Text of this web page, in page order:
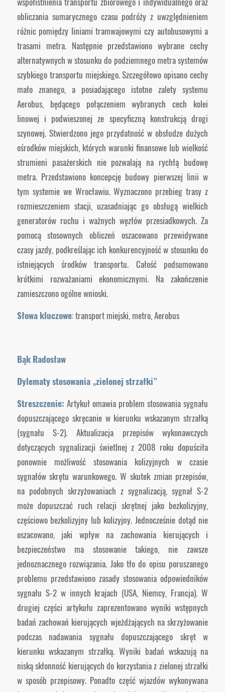
obliczania sumarycznego czasu podróży z uwzględnieniem
różnic pomiędzy liniami tramwajowymi czy autobusowymi a
trasami metra. Następnie przedstawiono wybrane cechy
alternatywnych w stosunku do podziemnego metra systemów
szybkiego transportu miejskiego. Szczegółowo opisano cechy
mało znanego, a posiadającego istotne zalety systemu
Aerobus, będącego połączeniem wybranych cech kolei
linowej i podwieszonej ze specyficzną konstrukcją drogi
szynowej. Stwierdzono jego przydatność w obsłudze dużych
ośrodków miejskich, których warunki finansowe lub wielkość
strumieni pasażerskich nie pozwalają na rychłą budowę
metra. Przedstawiono koncepcję budowy pierwszej linii w
tym systemie we Wrocławiu. Wyznaczono przebieg trasy z
rozmieszczeniem stacji, uzasadniając go obsługą wielkich
generatorów ruchu i ważnych węzłów przesiadkowych. Za
pomocą stosownych obliczeń oszacowano przewidywane
czasy jazdy, podkreślając ich konkurencyjność w stosunku do
istniejących środków transportu. Całość podsumowano
krótkimi rozważaniami ekonomicznymi. Na zakończenie
zamieszczono ogólne wnioski.
Słowa kluczowe: transport miejski, metro, Aerobus
Bąk Radosław
Dylematy stosowania „zielonej strzałki”
Streszczenie: Artykuł omawia problem stosowania sygnału
dopuszczającego skręcanie w kierunku wskazanym strzałką
(sygnału S-2). Aktualizacja przepisów wykonawczych
dotyczących sygnalizacji świetlnej z 2008 roku dopuściła
ponownie możliwość stosowania kolizyjnych w czasie
sygnałów skrętu warunkowego. W skutek zmian przepisów,
na podobnych skrzyżowaniach z sygnalizacją, sygnał S-2
może dopuszczać ruch relacji skrętnej jako bezkolizyjny,
częściowo bezkolizyjny lub kolizyjny. Jednocześnie dotąd nie
oszacowano, jaki wpływ na zachowania kierujących i
bezpieczeństwo ma stosowanie takiego, nie zawsze
jednoznacznego rozwiązania. Jako tło do opisu poruszanego
problemu przedstawiono zasady stosowania odpowiedników
sygnału S-2 w innych krajach (USA, Niemcy, Francja). W
drugiej części artykułu zaprezentowano wyniki wstępnych
badań zachowań kierujących wjeżdżających na skrzyżowanie
podczas nadawania sygnału dopuszczającego skręt w
kierunku wskazanym strzałką. Wyniki badań wskazują na
niską skłonność kierujących do korzystania z zielonej strzałki
w sposób przepisowy. Ponadto część wjazdów wykonywana